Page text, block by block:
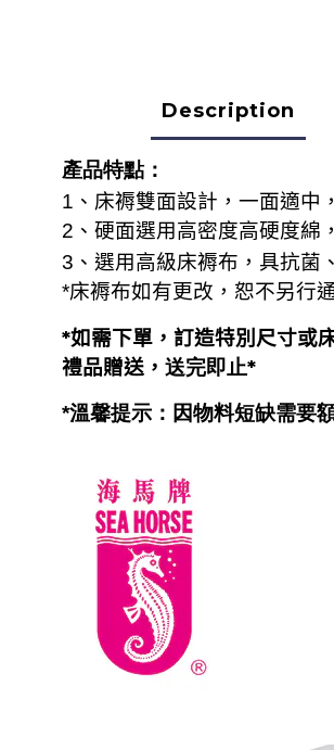
Description
產品特點：
1 、床褥雙面設計，一面適中
2 、硬面選用高密度高硬度綿
3 、選用高級床褥布， 具抗菌
*床褥布如有更改，恕不另行
*如需下單， 訂造特別尺寸或
禮品贈送， 送完即止*
*溫馨提示：因物料短缺需要